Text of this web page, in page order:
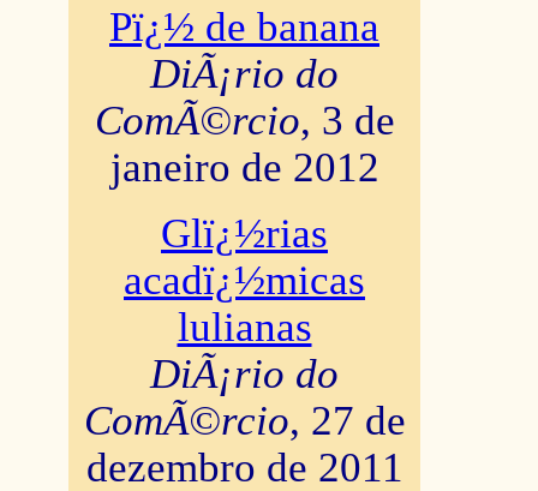
Pï¿½ de banana
DiÃ¡rio do
ComÃ©rcio, 3 de
janeiro de 2012
Glï¿½rias
acadï¿½micas
lulianas
DiÃ¡rio do
ComÃ©rcio, 27 de
dezembro de 2011